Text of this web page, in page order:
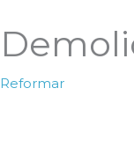
Reformar